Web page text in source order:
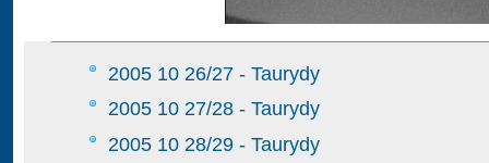
2005 10 26/27 - Taurydy
2005 10 27/28 - Taurydy
2005 10 28/29 - Taurydy